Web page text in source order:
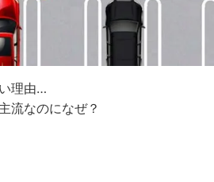
理由…
流なのになぜ？